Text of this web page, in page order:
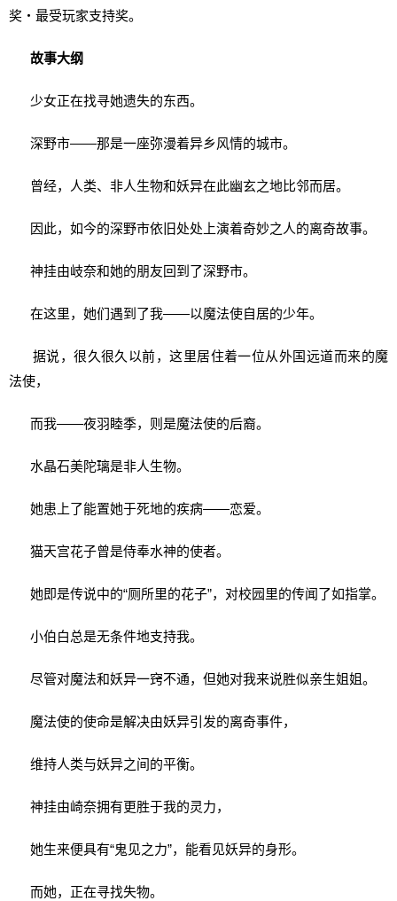
奖・最受玩家支持奖。
故事大纲
少女正在找寻她遗失的东西。
深野市——那是一座弥漫着异乡风情的城市。
曾经，人类、非人生物和妖异在此幽玄之地比邻而居。
因此，如今的深野市依旧处处上演着奇妙之人的离奇故事。
神挂由岐奈和她的朋友回到了深野市。
在这里，她们遇到了我——以魔法使自居的少年。
据说，很久很久以前，这里居住着一位从外国远道而来的魔
法使，
而我——夜羽睦季，则是魔法使的后裔。
水晶石美陀璃是非人生物。
她患上了能置她于死地的疾病——恋爱。
猫天宫花子曾是侍奉水神的使者。
她即是传说中的“厕所里的花子”，对校园里的传闻了如指掌。
小伯白总是无条件地支持我。
尽管对魔法和妖异一窍不通，但她对我来说胜似亲生姐姐。
魔法使的使命是解决由妖异引发的离奇事件，
维持人类与妖异之间的平衡。
神挂由崎奈拥有更胜于我的灵力，
她生来便具有“鬼见之力”，能看见妖异的身形。
而她，正在寻找失物。